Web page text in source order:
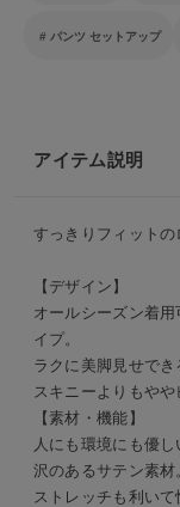
パンツ セットアップ
アイテム説明
すっきりフィットの
【デザイン】
オールシーズン着
イプ。
ラクに美脚見せでき
スキニーよりもやや
【素材・機能】
人にも環境にも優
沢のあるサテン素材
ストレッチも利いて